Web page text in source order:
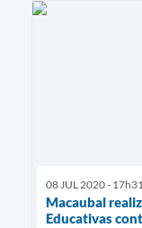
08 JUL 2020 -
Macaubal
Educativas